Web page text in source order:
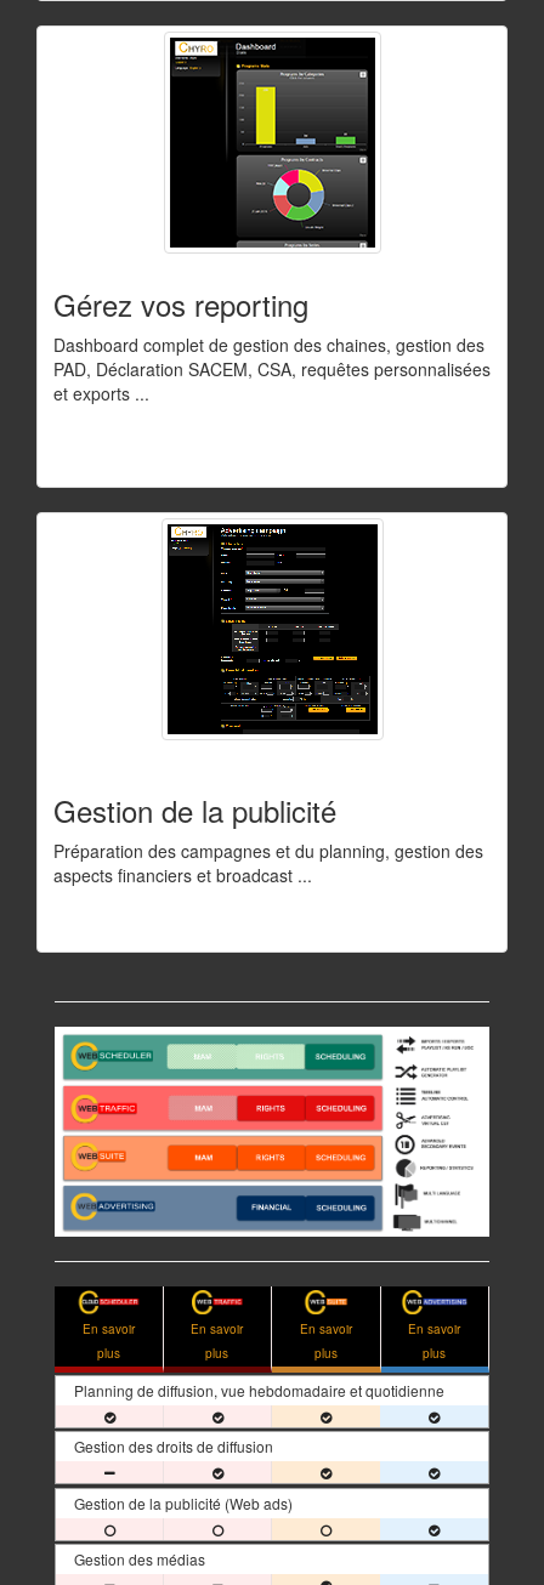
Gérez vos reporting
Dashboard complet de gestion des chaines, gestion des
PAD, Déclaration SACEM, CSA, requêtes personnalisées
et exports ...
Gestion de la publicité
Préparation des campagnes et du planning, gestion des
aspects financiers et broadcast ...
En savoir
plus
En savoir
plus
En savoir
plus
En savoir
plus
Planning de diffusion, vue hebdomadaire et quotidienne
Gestion des droits de diffusion
Gestion de la publicité (Web ads)
Gestion des médias